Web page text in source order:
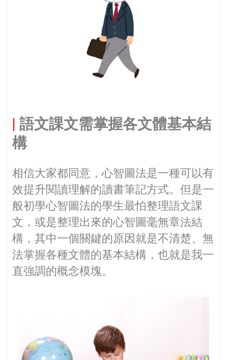
| 語文課文需掌握各文體基本結
構
相信大家都同意，心智圖法是一種可以有
效提升閱讀理解的讀書筆記方式。但是一
般初學心智圖法的學生最怕整理語文課
文，或是整理出來的心智圖毫無章法結
構，其中一個關鍵的原因就是不清楚、無
法掌握各種文體的基本結構，也就是我一
直強調的概念模塊。